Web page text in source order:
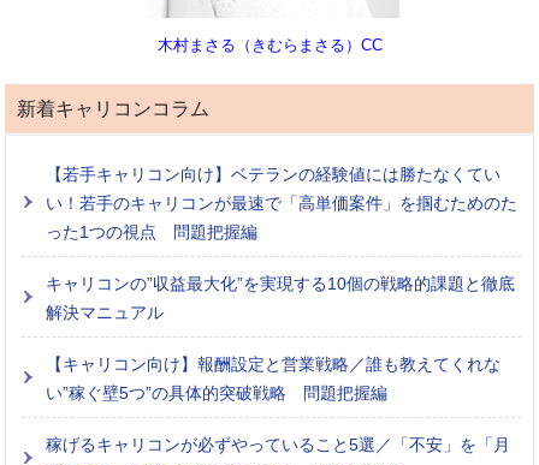
木村まさる（きむらまさる）CC
新着キャリコンコラム
【若手キャリコン向け】ベテランの経験値には勝たなくてい
い！若手のキャリコンが最速で「高単価案件」を掴むためのた
った1つの視点 問題把握編
キャリコンの”収益最大化”を実現する10個の戦略的課題と徹底
解決マニュアル
【キャリコン向け】報酬設定と営業戦略／誰も教えてくれな
い”稼ぐ壁5つ”の具体的突破戦略 問題把握編
稼げるキャリコンが必ずやっていること5選／「不安」を「月